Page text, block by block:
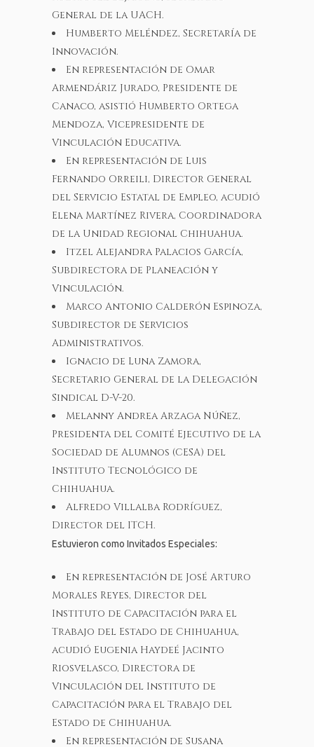
General de la UACH.
Humberto Meléndez, Secretaría de
Innovación.
En representación de Omar
Armendáriz Jurado, Presidente de
Canaco, asistió Humberto Ortega
Mendoza, Vicepresidente de
Vinculación Educativa.
En representación de Luis
Fernando Orreili, Director General
del Servicio Estatal de Empleo, acudió
Elena Martínez Rivera, Coordinadora
de la Unidad Regional Chihuahua.
Itzel Alejandra Palacios García,
Subdirectora de Planeación y
Vinculación.
Marco Antonio Calderón Espinoza,
Subdirector de Servicios
Administrativos.
Ignacio de Luna Zamora,
Secretario General de la Delegación
Sindical D-V-20.
Melanny Andrea Arzaga Núñez,
Presidenta del Comité Ejecutivo de la
Sociedad de Alumnos (CESA) del
Instituto Tecnológico de
Chihuahua.
Alfredo Villalba Rodríguez,
Director del ITCH.
Estuvieron como Invitados Especiales:
En representación de José Arturo
Morales Reyes, Director del
Instituto de Capacitación para el
Trabajo del Estado de Chihuahua,
acudió Eugenia Haydeé Jacinto
Riosvelasco, Directora de
Vinculación del Instituto de
Capacitación para el Trabajo del
Estado de Chihuahua.
En representación de Susana